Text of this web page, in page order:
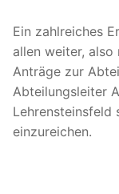
Ein zahlreiches
allen weiter, also
Anträge zur
Abteilungsleiter
Lehrensteinsfeld
einzureichen.